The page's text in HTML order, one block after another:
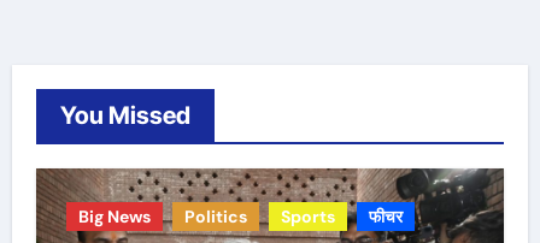
You Missed
Big News Politics Sports फीचर